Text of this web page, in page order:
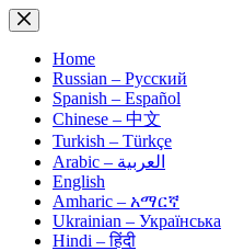
Skip
to
contentHome
Russian – Русский
Spanish – Español
Chinese – 中文
Turkish – Türkçe
Arabic – العربية
English
Amharic – አማርኛ
Ukrainian – Українська
Hindi – हिंदी